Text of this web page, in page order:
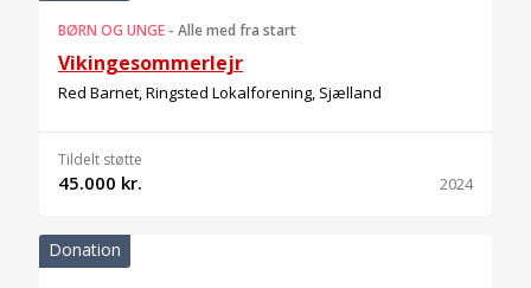
BØRN OG UNGE - Alle med fra start
Vikingesommerlejr
Red Barnet, Ringsted Lokalforening, Sjælland
Tildelt støtte
45.000 kr. 2024
Donation